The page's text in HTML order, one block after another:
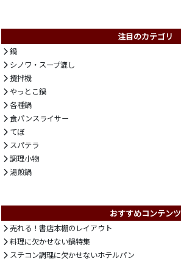
注目のカテゴリ
鍋
シノワ・スープ漉し
攪拌機
やっとこ鍋
各種鍋
食パンスライサー
てぼ
スパテラ
調理小物
湯煎鍋
おすすめコンテンツ
売れる！書店本棚のレイアウト
料理に欠かせない鍋特集
スチコン調理に欠かせないホテルパン